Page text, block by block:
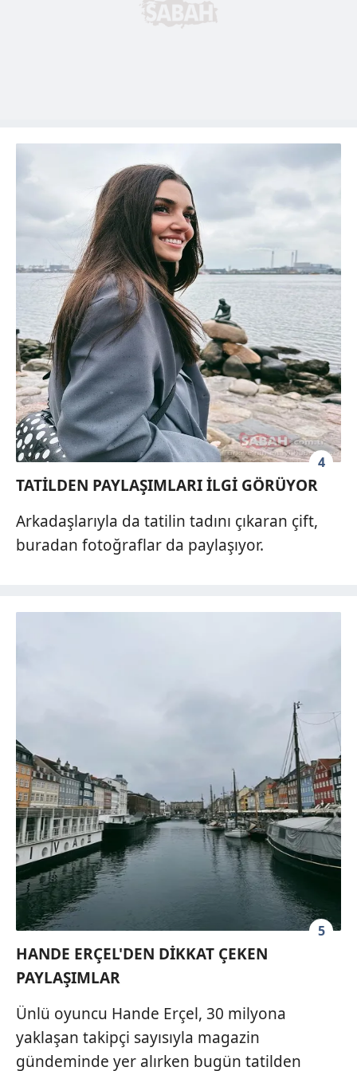
4
TATİLDEN PAYLAŞIMLARI İLGİ GÖRÜYOR
Arkadaşlarıyla da tatilin tadını çıkaran çift,
buradan fotoğraflar da paylaşıyor.
5
HANDE ERÇEL'DEN DİKKAT ÇEKEN
PAYLAŞIMLAR
Ünlü oyuncu Hande Erçel, 30 milyona
yaklaşan takipçi sayısıyla magazin
gündeminde yer alırken bugün tatilden